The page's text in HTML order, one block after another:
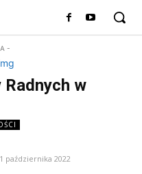
-
w
października 2022